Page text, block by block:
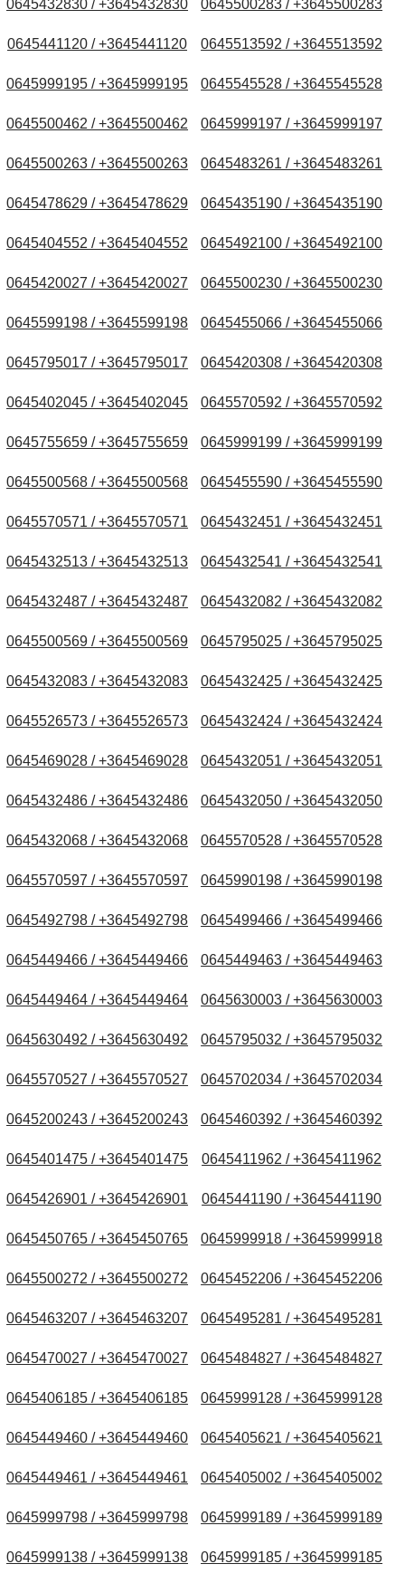
0645432830 / +3645432830 0645500283 / +3645500283
0645441120 / +3645441120 0645513592 / +3645513592
0645999195 / +3645999195 0645545528 / +3645545528
0645500462 / +3645500462 0645999197 / +3645999197
0645500263 / +3645500263 0645483261 / +3645483261
0645478629 / +3645478629 0645435190 / +3645435190
0645404552 / +3645404552 0645492100 / +3645492100
0645420027 / +3645420027 0645500230 / +3645500230
0645599198 / +3645599198 0645455066 / +3645455066
0645795017 / +3645795017 0645420308 / +3645420308
0645402045 / +3645402045 0645570592 / +3645570592
0645755659 / +3645755659 0645999199 / +3645999199
0645500568 / +3645500568 0645455590 / +3645455590
0645570571 / +3645570571 0645432451 / +3645432451
0645432513 / +3645432513 0645432541 / +3645432541
0645432487 / +3645432487 0645432082 / +3645432082
0645500569 / +3645500569 0645795025 / +3645795025
0645432083 / +3645432083 0645432425 / +3645432425
0645526573 / +3645526573 0645432424 / +3645432424
0645469028 / +3645469028 0645432051 / +3645432051
0645432486 / +3645432486 0645432050 / +3645432050
0645432068 / +3645432068 0645570528 / +3645570528
0645570597 / +3645570597 0645990198 / +3645990198
0645492798 / +3645492798 0645499466 / +3645499466
0645449466 / +3645449466 0645449463 / +3645449463
0645449464 / +3645449464 0645630003 / +3645630003
0645630492 / +3645630492 0645795032 / +3645795032
0645570527 / +3645570527 0645702034 / +3645702034
0645200243 / +3645200243 0645460392 / +3645460392
0645401475 / +3645401475 0645411962 / +3645411962
0645426901 / +3645426901 0645441190 / +3645441190
0645450765 / +3645450765 0645999918 / +3645999918
0645500272 / +3645500272 0645452206 / +3645452206
0645463207 / +3645463207 0645495281 / +3645495281
0645470027 / +3645470027 0645484827 / +3645484827
0645406185 / +3645406185 0645999128 / +3645999128
0645449460 / +3645449460 0645405621 / +3645405621
0645449461 / +3645449461 0645405002 / +3645405002
0645999798 / +3645999798 0645999189 / +3645999189
0645999138 / +3645999138 0645999185 / +3645999185